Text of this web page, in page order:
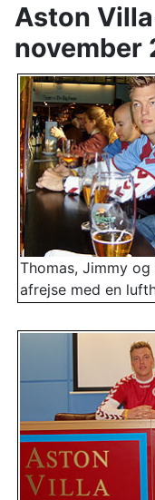
Aston
november
Thomas, Jimmy
afrejse med en